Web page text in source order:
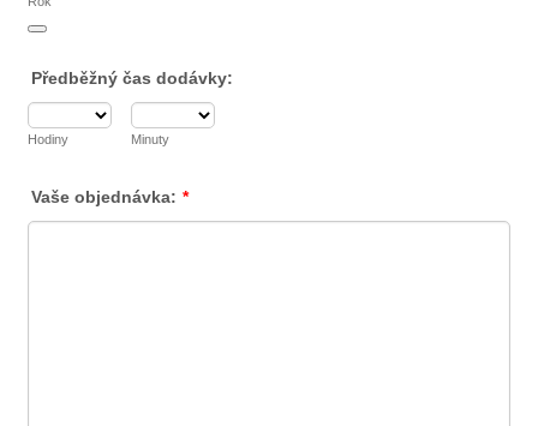
Předběžný čas dodávky:
Hodiny Minuty
Vaše objednávka: *